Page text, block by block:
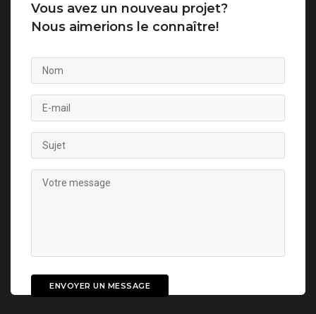
Vous avez un nouveau projet?
Nous aimerions le connaître!